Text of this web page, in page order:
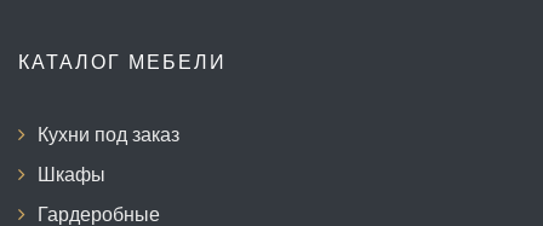
КАТАЛОГ МЕБЕЛИ
Кухни под заказ
Шкафы
Гардеробные